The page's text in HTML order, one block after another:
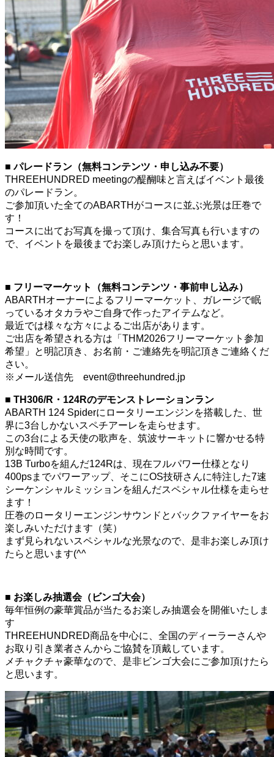
■ パレードラン（無料コンテンツ・申し込み不要）
THREEHUNDRED meetingの醍醐味と言えばイベント最後
のパレードラン。
ご参加頂いた全てのABARTHがコースに並ぶ光景は圧巻で
す！
コースに出てお写真を撮って頂け、集合写真も行いますの
で、イベントを最後までお楽しみ頂けたらと思います。
■ フリーマーケット（無料コンテンツ・事前申し込み）
ABARTHオーナーによるフリーマーケット、ガレージで眠
っているオタカラやご自身で作ったアイテムなど。
最近では様々な方々によるご出店があります。
ご出店を希望される方は「THM2026フリーマーケット参加
希望」と明記頂き、お名前・ご連絡先を明記頂きご連絡くだ
さい。
※メール送信先 event@threehundred.jp
■ TH306/R・124Rのデモンストレーションラン
ABARTH 124 Spiderにロータリーエンジンを搭載した、世
界に3台しかないスペチアーレを走らせます。
この3台による天使の歌声を、筑波サーキットに響かせる特
別な時間です。
13B Turboを組んだ124Rは、現在フルパワー仕様となり
400psまでパワーアップ、そこにOS技研さんに特注した7速
シーケンシャルミッションを組んだスペシャル仕様を走らせ
ます！
圧巻のロータリーエンジンサウンドとバックファイヤーをお
楽しみいただけます（笑）
まず見られないスペシャルな光景なので、是非お楽しみ頂け
たらと思います(^^ゞ
■ お楽しみ抽選会（ビンゴ大会）
毎年恒例の豪華賞品が当たるお楽しみ抽選会を開催いたしま
す
THREEHUNDRED商品を中心に、全国のディーラーさんや
お取り引き業者さんからご協賛を頂戴しています。
メチャクチャ豪華なので、是非ビンゴ大会にご参加頂けたら
と思います。